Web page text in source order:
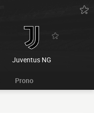
Juventus NG
Prono